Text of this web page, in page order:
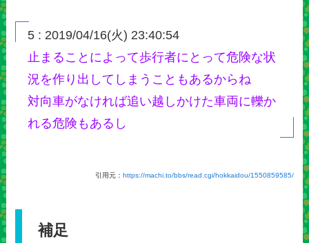
5 : 2019/04/16(火) 23:40:54
止まることによって歩行者にとって危険な状
況を作り出してしまうこともあるからね
対向車がなければ追い越しかけた車両に轢か
れる危険もあるし
引用元： https://machi.to/bbs/read.cgi/hokkaidou/1550859585/
補足